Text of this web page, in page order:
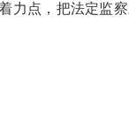
力点，把法定监